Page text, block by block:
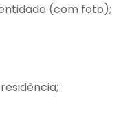
(com foto);